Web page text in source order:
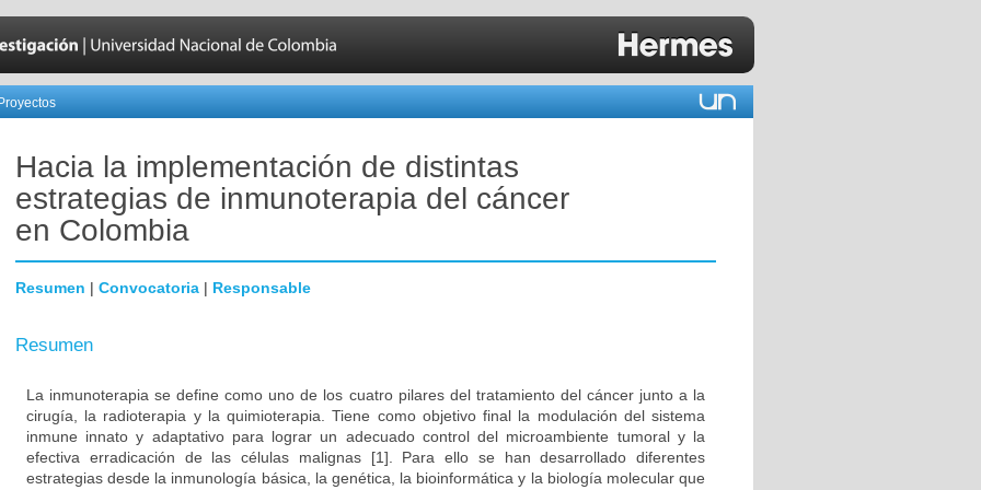
Hacia la implementación de distintas
estrategias de inmunoterapia del cáncer
en Colombia
Resumen | Convocatoria | Responsable
Resumen
La inmunoterapia se define como uno de los cuatro pilares del tratamiento del cáncer junto a la
cirugía, la radioterapia y la quimioterapia. Tiene como objetivo final la modulación del sistema
inmune innato y adaptativo para lograr un adecuado control del microambiente tumoral y la
efectiva erradicación de las células malignas [1]. Para ello se han desarrollado diferentes
estrategias desde la inmunología básica, la genética, la bioinformática y la biología molecular que